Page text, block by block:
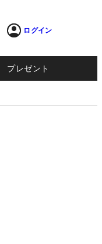
ログイン
プレゼント